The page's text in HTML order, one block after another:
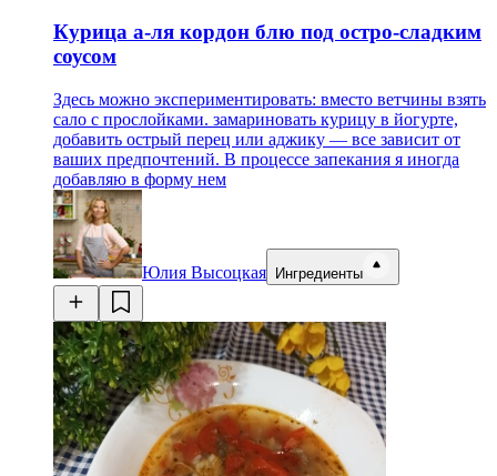
Курица а-ля кордон блю под остро-сладким
соусом
Здесь можно экспериментировать: вместо ветчины взять
сало с прослойками. замариновать курицу в йогурте,
добавить острый перец или аджику — все зависит от
ваших предпочтений. В процессе запекания я иногда
добавляю в форму нем
Юлия Высоцкая Ингредиенты